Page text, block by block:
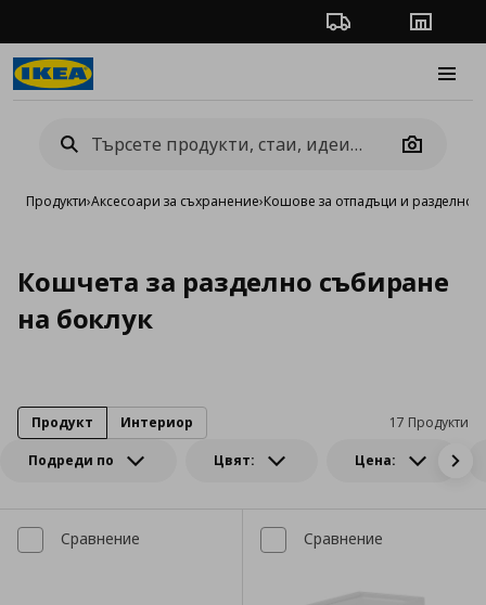
Проследяване на
Camera
Продукти›Аксесоари за съхранение›Кошове за отпадъци и разделно
Кошчета за разделно събиране
на боклук
Подреди по Цвят: Цена:
17 Продукти
Продукт Интериор
Сравнение Сравнение